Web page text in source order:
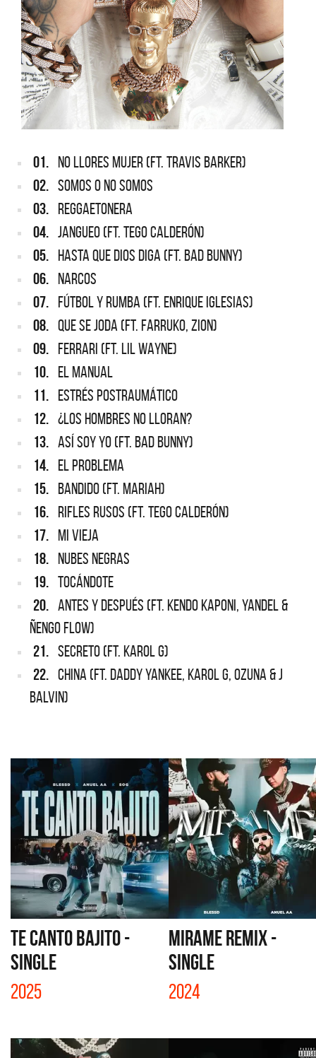
01. NO LLORES MUJER (FT. TRAVIS BARKER)
02. SOMOS O NO SOMOS
03. REGGAETONERA
04. JANGUEO (FT. TEGO CALDERÓN)
05. HASTA QUE DIOS DIGA (FT. BAD BUNNY)
06. NARCOS
07. FÚTBOL Y RUMBA (FT. ENRIQUE IGLESIAS)
08. QUE SE JODA (FT. FARRUKO, ZION)
09. FERRARI (FT. LIL WAYNE)
10. EL MANUAL
11. ESTRÉS POSTRAUMÁTICO
12. ¿LOS HOMBRES NO LLORAN?
13. ASÍ SOY YO (FT. BAD BUNNY)
14. EL PROBLEMA
15. BANDIDO (FT. MARIAH)
16. RIFLES RUSOS (FT. TEGO CALDERÓN)
17. MI VIEJA
18. NUBES NEGRAS
19. TOCÁNDOTE
20. ANTES Y DESPUÉS (FT. KENDO KAPONI, YANDEL &
ÑENGO FLOW)
21. SECRETO (FT. KAROL G)
22. CHINA (FT. DADDY YANKEE, KAROL G, OZUNA & J
BALVIN)
TE CANTO BAJITO -
SINGLE
2025
MIRAME REMIX -
SINGLE
2024